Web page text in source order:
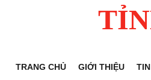
TRANG CHỦ GIỚI THIỆU